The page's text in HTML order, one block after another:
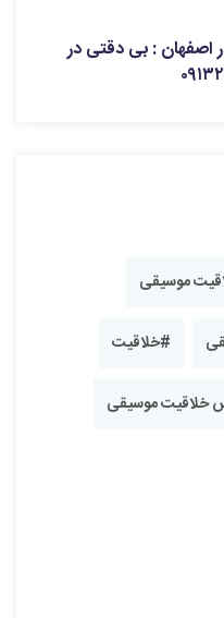
اصفهان : بی دقتی در
موسیقی
#خلاقیت
خلاقیت موسیقی